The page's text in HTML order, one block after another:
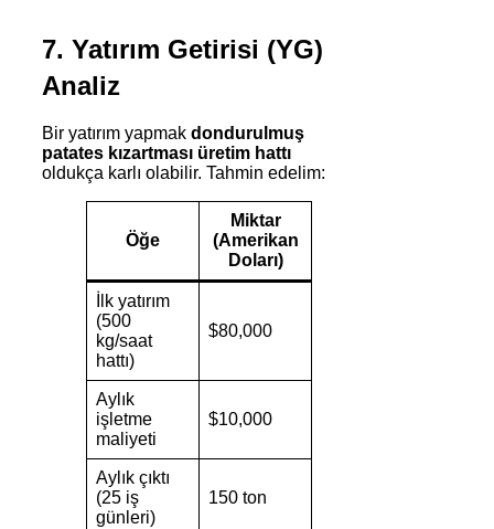
7. Yatırım Getirisi (YG)
Analiz
Bir yatırım yapmak dondurulmuş
patates kızartması üretim hattı
oldukça karlı olabilir. Tahmin edelim:
Öğe
Miktar
(Amerikan
Doları)
İlk yatırım
(500
kg/saat
hattı)
$80,000
Aylık
işletme
maliyeti
$10,000
Aylık çıktı
(25 iş
günleri)
150 ton